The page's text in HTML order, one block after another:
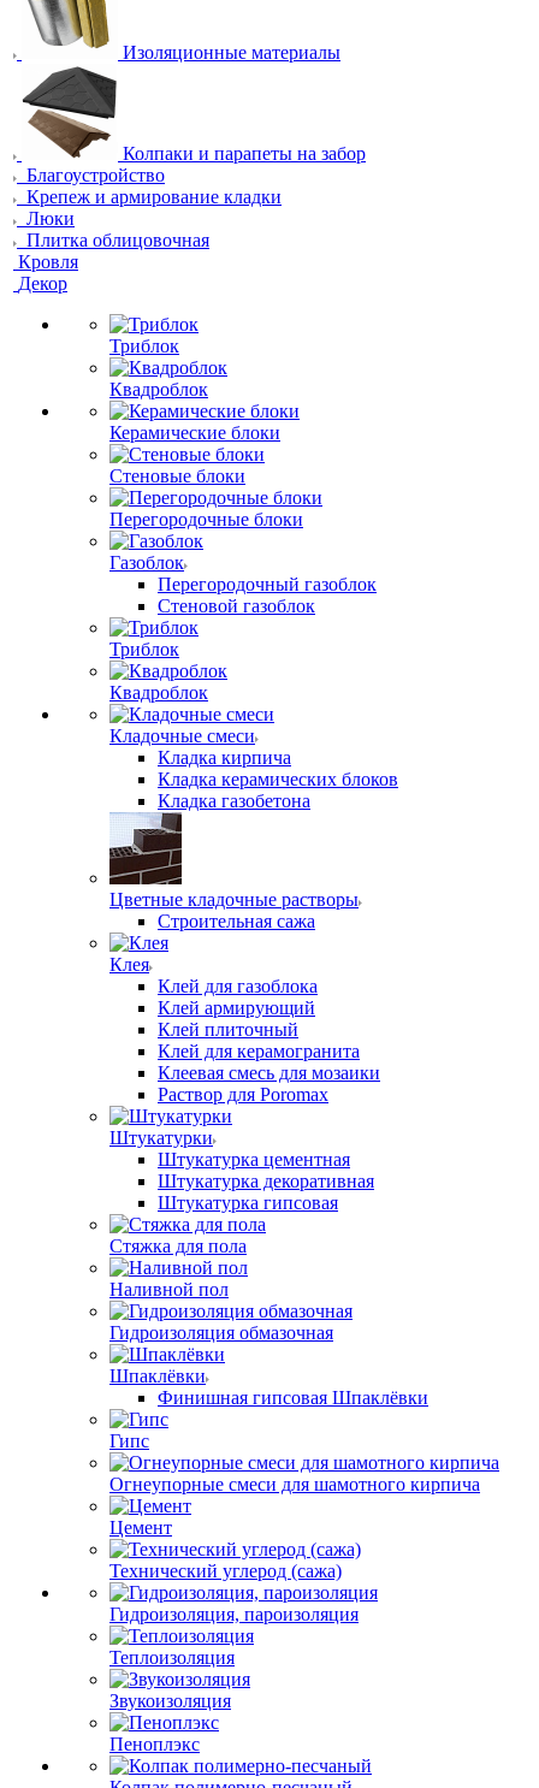
Изоляционные материалы
Колпаки и парапеты на забор
Благоустройство
Крепеж и армирование кладки
Люки
Плитка облицовочная
Кровля
Декор
Триблок
Квадроблок
Керамические блоки
Стеновые блоки
Перегородочные блоки
Газоблок
Перегородочный газоблок
Стеновой газоблок
Триблок
Квадроблок
Кладочные смеси
Кладка кирпича
Кладка керамических блоков
Кладка газобетона
Цветные кладочные растворы
Строительная сажа
Клея
Клей для газоблока
Клей армирующий
Клей плиточный
Клей для керамогранита
Клеевая смесь для мозаики
Раствор для Poromax
Штукатурки
Штукатурка цементная
Штукатурка декоративная
Штукатурка гипсовая
Стяжка для пола
Наливной пол
Гидроизоляция обмазочная
Шпаклёвки
Финишная гипсовая Шпаклёвки
Гипс
Огнеупорные смеси для шамотного кирпича
Цемент
Технический углерод (сажа)
Гидроизоляция, пароизоляция
Теплоизоляция
Звукоизоляция
Пеноплэкс